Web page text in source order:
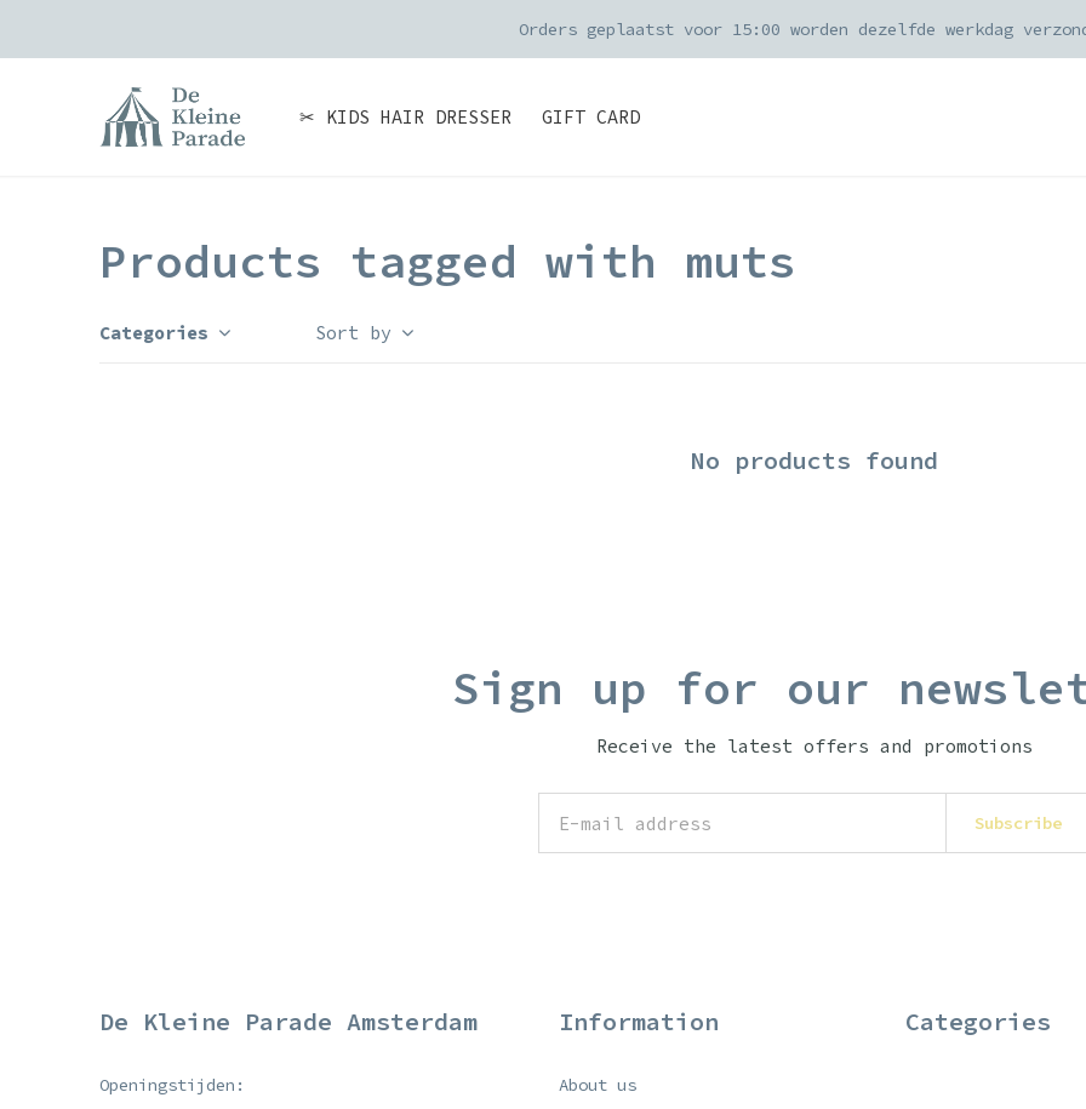
✂ KIDS HAIR DRESSER GIFT CARD
Orders geplaatst voor 15:00 worden dezelfde werkdag
Products tagged with muts
Categories Sort by
No products found
Sign up for our
Receive the latest offers and promotions
Subscribe
De Kleine Parade Amsterdam
Openingstijden:
Information
About us
Categories